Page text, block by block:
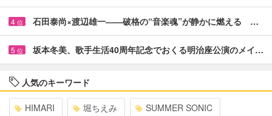
4 位 石田泰尚×渡辺雄一――破格の“音楽魂”が静かに燃える …
5 位 坂本冬美、歌手生活40周年記念でおくる明治座公演のメイ…
人気のキーワード
HIMARI 堀ちえみ SUMMER SONIC